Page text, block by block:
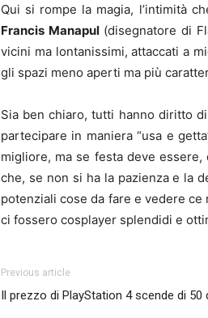
Qui si rompe la magia, l’intimità
Francis Manapul(disegnatore di
vicini ma lontanissimi, attaccati a
gli spazi meno aperti ma più
Sia ben chiaro, tutti hanno diritto
partecipare in maniera “usa e
migliore, ma se festa deve
che, se non si ha la pazienza e la
potenziali cose da fare e vedere ce
ci fossero cosplayer splendidi e
Previous article
Il prezzo di PlayStation 4 scende di 50